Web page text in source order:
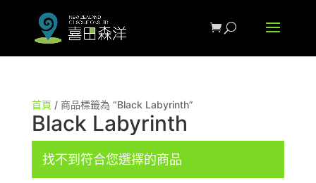
首頁 / 商品標籤為 “Black Labyrinth”
Black Labyrinth
找不到符合您選擇的商品